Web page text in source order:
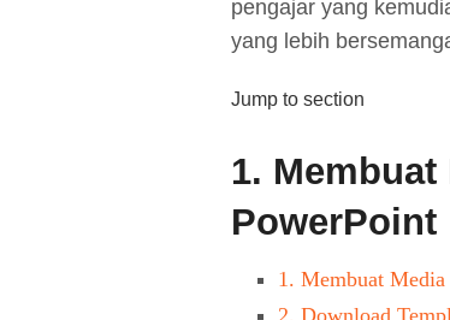
pengajar yang
yang lebih
Jump to section
1. Membuat
PowerPoint
1. Membuat Media
2. Download